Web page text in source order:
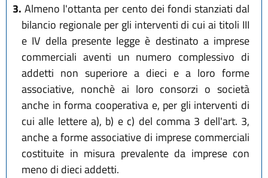
3. Almeno l'ottanta per cento dei fondi stanziati dal
bilancio regionale per gli interventi di cui ai titoli III
e IV della presente legge è destinato a imprese
commerciali aventi un numero complessivo di
addetti non superiore a dieci e a loro forme
associative, nonchè ai loro consorzi o società
anche in forma cooperativa e, per gli interventi di
cui alle lettere a), b) e c) del comma 3 dell'art. 3,
anche a forme associative di imprese commerciali
costituite in misura prevalente da imprese con
meno di dieci addetti.